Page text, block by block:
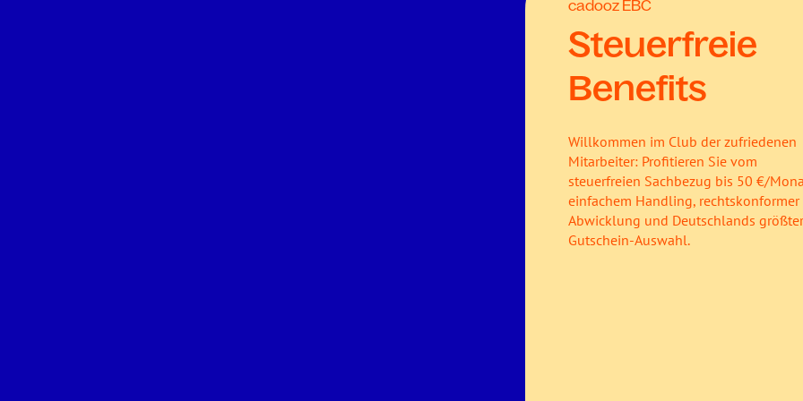
cadooz EBC
Steuerfreie
Benefits
Willkommen im Club der zufriedenen
Mitarbeiter: Profitieren Sie vom
steuerfreien Sachbezug bis 50 €/
einfachem Handling, rechtskonformer
Abwicklung und Deutschlands
Gutschein-Auswahl.